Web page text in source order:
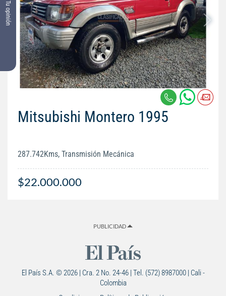
Tu opinión
Mitsubishi Montero 1995
287.742Kms, Transmisión Mecánica
$22.000.000
PUBLICIDAD
El País S.A. © 2026 | Cra. 2 No. 24-46 | Tel. (572) 8987000 | Cali -
Colombia